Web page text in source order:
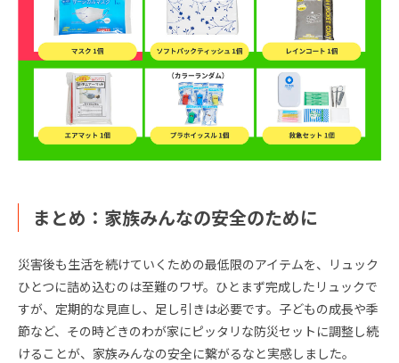
まとめ：家族みんなの安全のために
災害後も生活を続けていくための最低限のアイテムを、リュック
ひとつに詰め込むのは至難のワザ。ひとまず完成したリュックで
すが、定期的な見直し、足し引きは必要です。子どもの成長や季
節など、その時どきのわが家にピッタリな防災セットに調整し続
けることが、家族みんなの安全に繋がるなと実感しました。